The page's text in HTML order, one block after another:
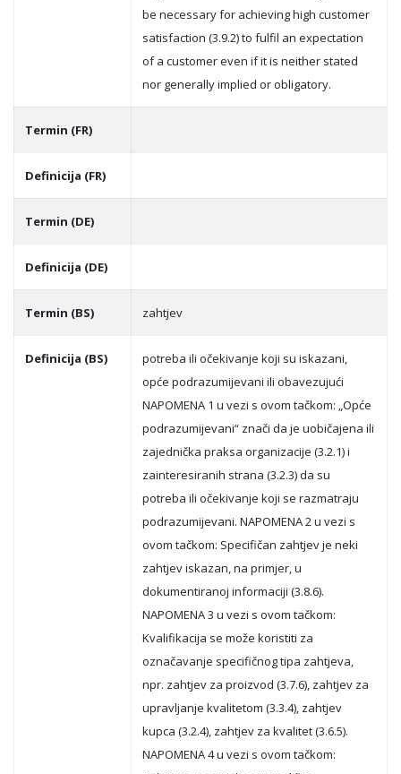
be necessary for achieving high customer
satisfaction (3.9.2) to fulfil an expectation
of a customer even if it is neither stated
nor generally implied or obligatory.
Termin (FR)
Definicija (FR)
Termin (DE)
Definicija (DE)
Termin (BS) zahtjev
Definicija (BS)
potreba ili očekivanje koji su iskazani,
opće podrazumijevani ili obavezujući
NAPOMENA 1 u vezi s ovom tačkom: „Opće
podrazumijevani“ znači da je uobičajena ili
zajednička praksa organizacije (3.2.1) i
zainteresiranih strana (3.2.3) da su
potreba ili očekivanje koji se razmatraju
podrazumijevani. NAPOMENA 2 u vezi s
ovom tačkom: Specifičan zahtjev je neki
zahtjev iskazan, na primjer, u
dokumentiranoj informaciji (3.8.6).
NAPOMENA 3 u vezi s ovom tačkom:
Kvalifikacija se može koristiti za
označavanje specifičnog tipa zahtjeva,
npr. zahtjev za proizvod (3.7.6), zahtjev za
upravljanje kvalitetom (3.3.4), zahtjev
kupca (3.2.4), zahtjev za kvalitet (3.6.5).
NAPOMENA 4 u vezi s ovom tačkom: